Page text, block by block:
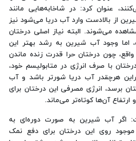
عنوان کرد: در شاخابه‌هایی مانند
از بالادست وارد آب دریا می‌شود نیز
می‌شوند. البته نیاز اصلی درختان
اما وجود آب شیرین به رشد بهتر این
چون درختان حرا قدرت زنده ماندن
با صرف انرژی در متابولیسم خود،
هرچقدر آب دریا شورتر باشد و آب
برسد، انرژی مصرفی این درختان برای
آن‌ها کوتاه‌تر می‌ماند.
اگر آب شیرین به صورت دوره‌ای به
موجود روی این درختان برای دفع نمک